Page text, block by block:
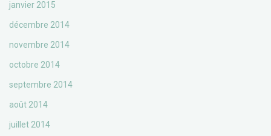
janvier 2015
décembre 2014
novembre 2014
octobre 2014
septembre 2014
août 2014
juillet 2014